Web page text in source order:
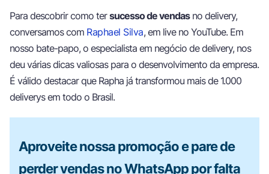
Para descobrir como tersucesso de vendasno delivery,
conversamos com Raphael Silva, em live no YouTube. Em
nosso bate-papo, o especialista em negócio de delivery, nos
deu várias dicas valiosas para o desenvolvimento da empresa.
É válido destacar que Rapha já transformou mais de 1.000
deliverys em todo o Brasil.
Aproveite nossa promoção e pare de
perder vendas no WhatsApp por falta